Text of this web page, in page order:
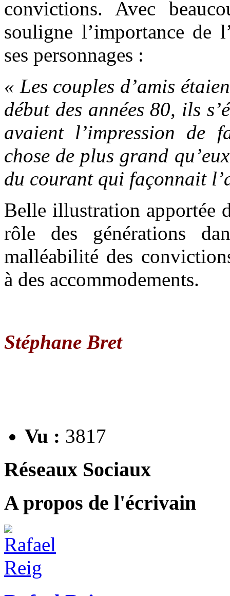
convictions. Avec
souligne l’importance de
ses personnages :
« Les couples d’amis
début des années 80, ils
avaient l’impression de
chose de plus grand
du courant qui façonnait
Belle illustration apportée
rôle des générations
malléabilité des
à des accommodements.
Stéphane Bret
Vu : 3817
Réseaux Sociaux
A propos de l'écrivain